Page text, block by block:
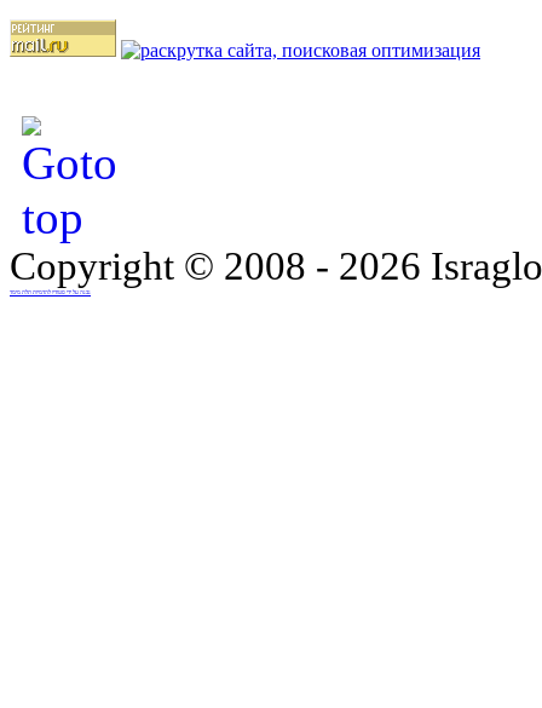
Copyright © 2008 - 2026
נבנה על ידי סטודיו להדמיות תלת מימד